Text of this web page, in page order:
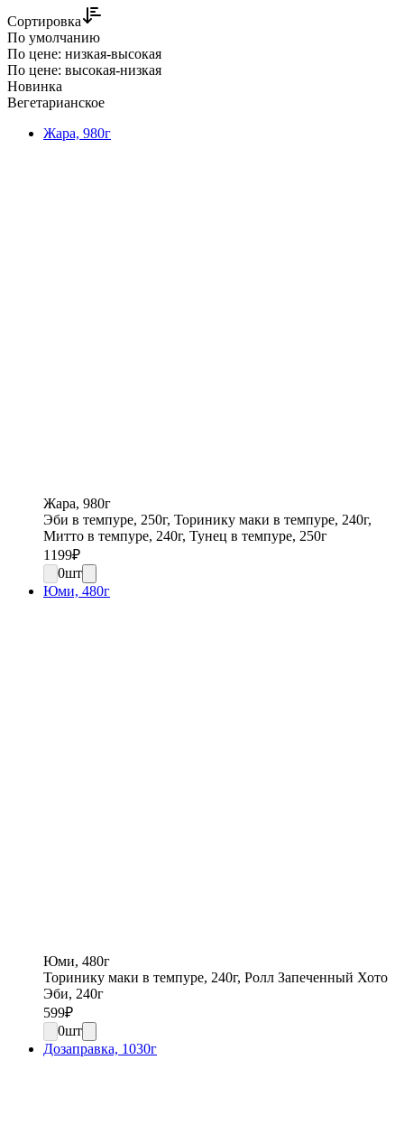
Сортировка
По умолчанию
По цене: низкая-высокая
По цене: высокая-низкая
Новинка
Вегетарианское
Жара, 980г
Жара, 980г
Эби в темпуре, 250г, Торинику маки в темпуре, 240г,
Митто в темпуре, 240г, Тунец в темпуре, 250г
1199₽
0шт
Юми, 480г
Юми, 480г
Торинику маки в темпуре, 240г, Ролл Запеченный Хото
Эби, 240г
599₽
0шт
Дозаправка, 1030г